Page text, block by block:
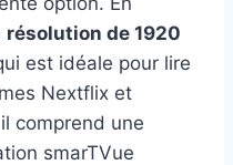
résolution de 1920
est idéale pour lire
Nextflix et
comprend une
smarTVue